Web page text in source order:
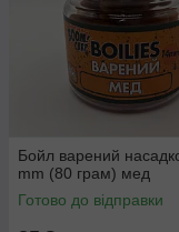
Бойл варений
mm (80 грам) мед
Готово до відправки